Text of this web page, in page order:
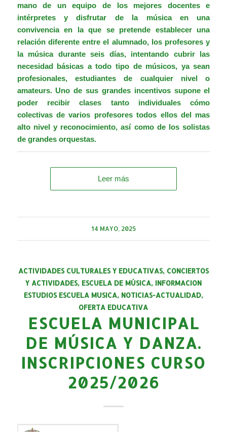
mano de un equipo de los mejores docentes e
intérpretes y disfrutar de la música en una
convivencia en la que se pretende establecer una
relación diferente entre el alumnado, los profesores y
la música durante seis días, intentando cubrir las
necesidad básicas a todo tipo de músicos, ya sean
profesionales, estudiantes de cualquier nivel o
amateurs. Uno de sus grandes incentivos supone el
poder recibir clases tanto individuales cómo
colectivas de varios profesores todos ellos del mas
alto nivel y reconocimiento, así como de los solistas
de grandes orquestas.
Leer más
14 MAYO, 2025
ACTIVIDADES CULTURALES Y EDUCATIVAS, CONCIERTOS
Y ACTIVIDADES, ESCUELA DE MÚSICA, INFORMACION
ESTUDIOS ESCUELA MUSICA, NOTICIAS-ACTUALIDAD,
OFERTA EDUCATIVA
ESCUELA MUNICIPAL
DE MÚSICA Y DANZA.
INSCRIPCIONES CURSO
2025/2026